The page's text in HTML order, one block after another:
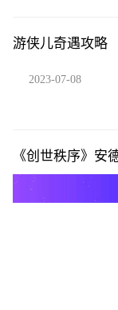
游侠儿奇遇攻略
2023-07-08
《创世秩序》安